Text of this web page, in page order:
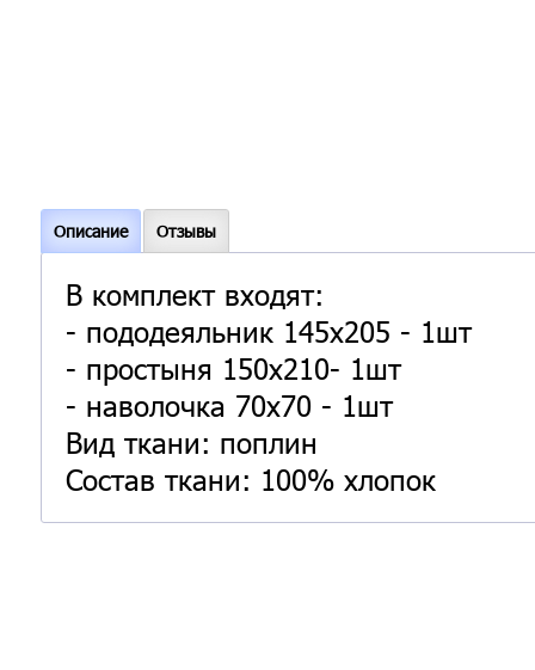
Описание Отзывы
В комплект входят:
- пододеяльник 145х205 - 1шт
- простыня 150х210- 1шт
- наволочка 70х70 - 1шт
Вид ткани: поплин
Состав ткани: 100% хлопок